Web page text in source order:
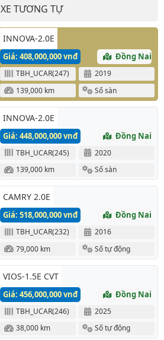
XE TƯƠNG TỰ
INNOVA-2.0E
Giá: 408,000,000 vnđ Đồng Nai
TBH_UCAR(247)
2019
139,000 km
Số sàn
INNOVA-2.0E
Giá: 448,000,000 vnđ Đồng Nai
TBH_UCAR(245)
2020
139,000 km
Số sàn
CAMRY 2.0E
Giá: 518,000,000 vnđ Đồng Nai
TBH_UCAR(232)
2016
79,000 km
Số tự động
VIOS-1.5E CVT
Giá: 456,000,000 vnđ Đồng Nai
TBH_UCAR(246)
2025
38,000 km
Số tự động